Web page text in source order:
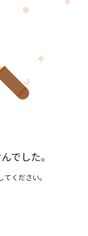
でした。
ください。